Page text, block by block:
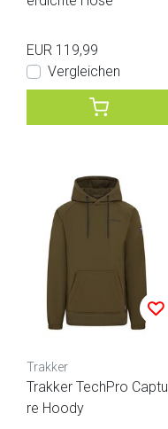
EUR 119,99
Vergleichen
Trakker
Trakker TechPro Captu
re Hoody